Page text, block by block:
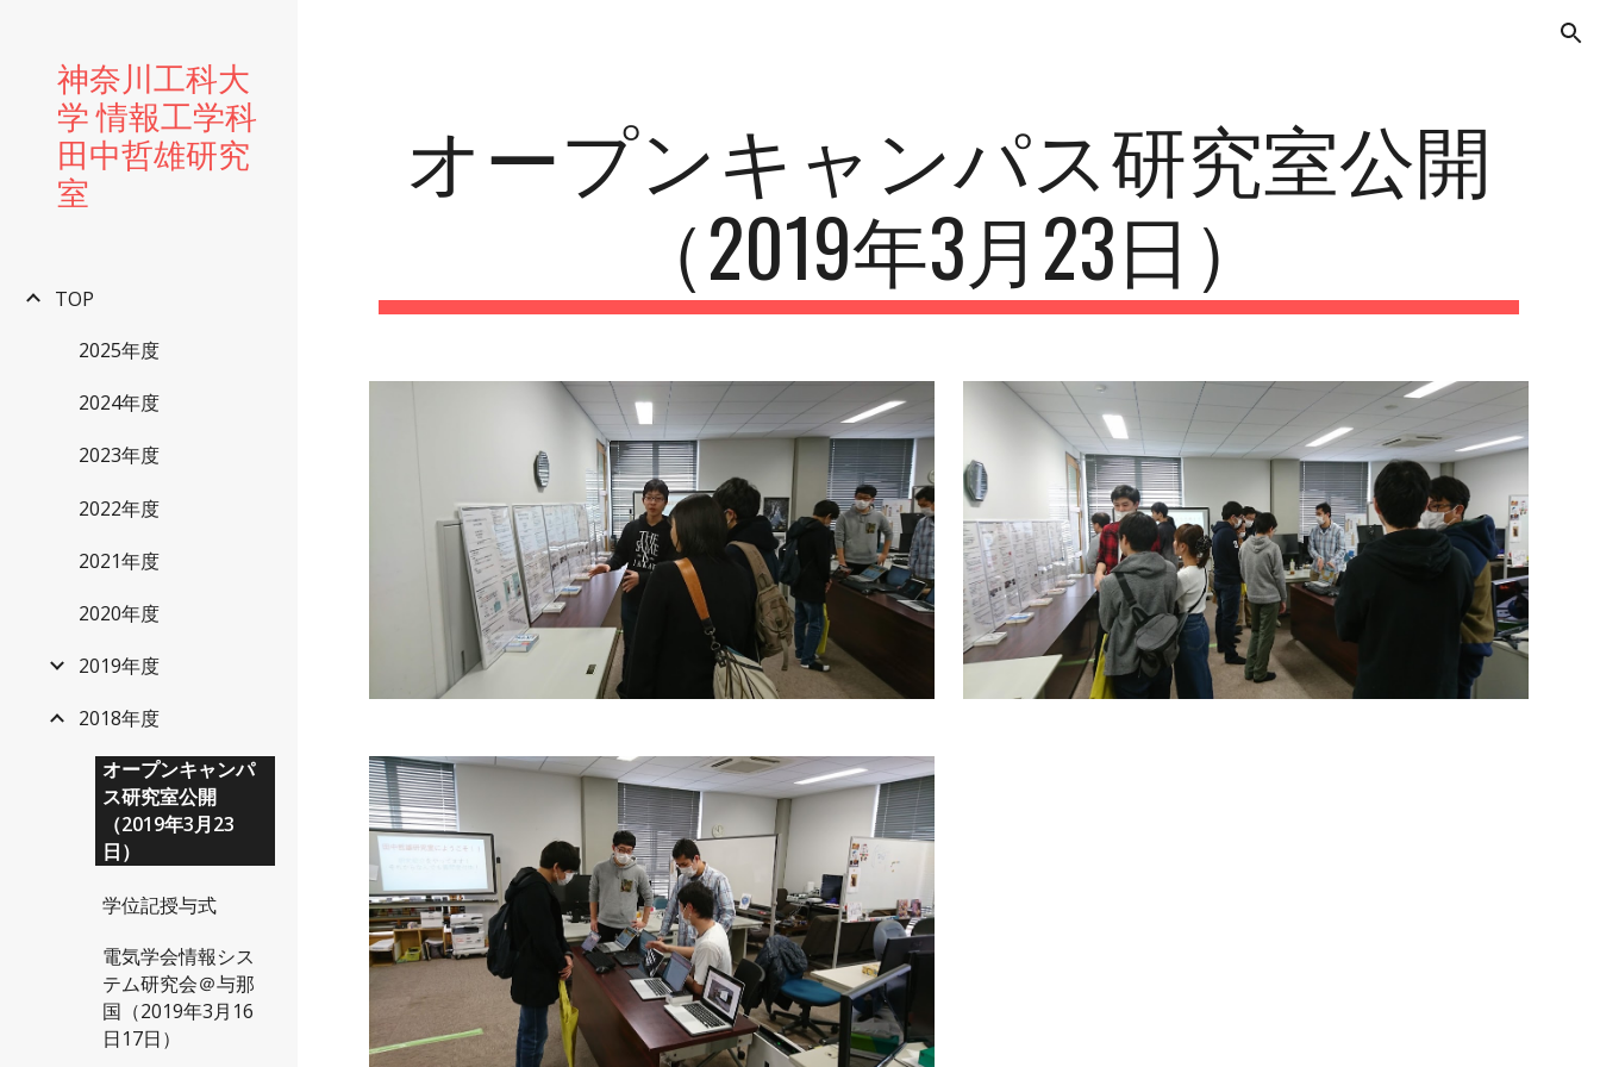
神奈川工科大
学 情報工学科
田中哲雄研究
室
TOP
2025年度
2024年度
2023年度
2022年度
2021年度
2020年度
2019年度
2018年度
オープンキャンパ
ス研究室公開
（2019年3月23
日）
学位記授与式
電気学会情報シス
テム研究会＠与那
国（2019年3月16
日17日）
オープンキャンパス研究室公開
（2019年3月23日）